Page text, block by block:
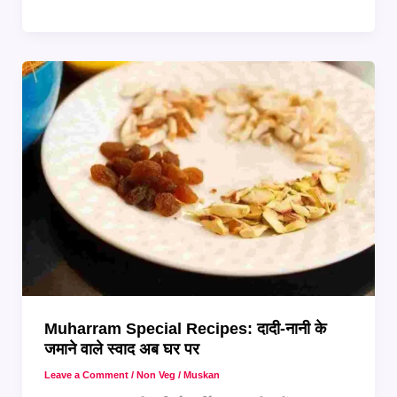
जैसी
दमदार
Haleem,
वो
भी
आसान
Muharram Special Recipes: दादी-नानी के
जमाने वाले स्वाद अब घर पर
Leave a Comment / Non Veg / Muskan